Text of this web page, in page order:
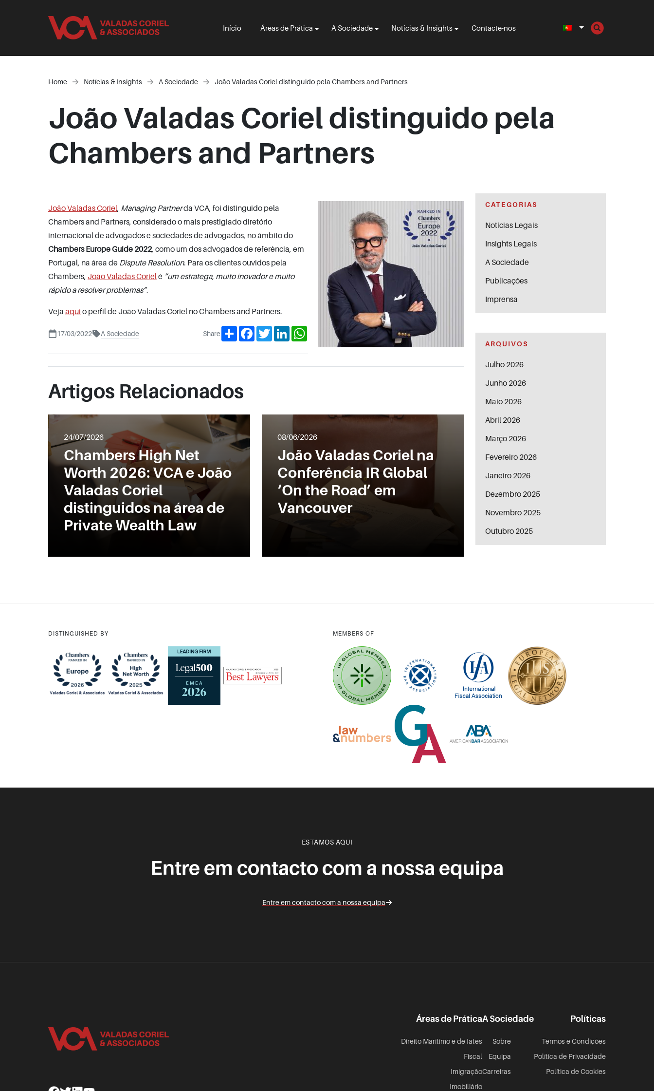
Início Áreas de Prática A Sociedade Notícias & Insights Contacte-nos
Home Notícias & Insights A Sociedade João Valadas Coriel distinguido pela Chambers and Partners
João Valadas Coriel distinguido pela
Chambers and Partners
João Valadas Coriel, Managing Partnerda VCA, foi distinguido pela
Chambers and Partners, considerado o mais prestigiado diretório
internacional de advogados e sociedades de advogados, no âmbito do
Chambers Europe Guide 2022, como um dos advogados de referência, em
Portugal, na área de Dispute Resolution. Para os clientes ouvidos pela
Chambers, João Valadas Corielé “um estratega, muito inovador e muito
rápido a resolver problemas”.
Veja aqui o perfil de João Valadas Coriel no Chambers and Partners.
17/03/2022 A Sociedade Share ShareFacebookTwitterLinkedInWhatsApp
Artigos Relacionados
24/07/2026
Chambers High Net
Worth 2026: VCA e João
Valadas Coriel
distinguidos na área de
Private Wealth Law
08/06/2026
João Valadas Coriel na
Conferência IR Global
‘On the Road’ em
Vancouver
CATEGORIAS
Notícias Legais
Insights Legais
A Sociedade
Publicações
Imprensa
ARQUIVOS
Julho 2026
Junho 2026
Maio 2026
Abril 2026
Março 2026
Fevereiro 2026
Janeiro 2026
Dezembro 2025
Novembro 2025
Outubro 2025
DISTINGUISHED BY MEMBERS OF
ESTAMOS AQUI
Entre em contacto com a nossa equipa
Entre em contacto com a nossa equipa
Áreas de Prática
Direito Marítimo e de Iates
Fiscal
Imigração
Imobiliário
A Sociedade
Sobre
Equipa
Carreiras
Políticas
Termos e Condições
Política de Privacidade
Política de Cookies